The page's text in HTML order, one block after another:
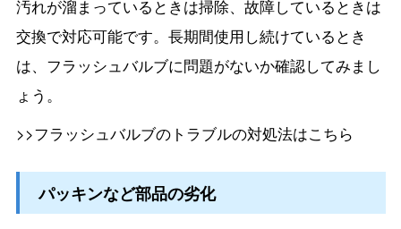
汚れが溜まっているときは掃除、故障しているときは
交換で対応可能です。長期間使用し続けているとき
は、フラッシュバルブに問題がないか確認してみまし
ょう。
>>フラッシュバルブのトラブルの対処法はこちら
パッキンなど部品の劣化